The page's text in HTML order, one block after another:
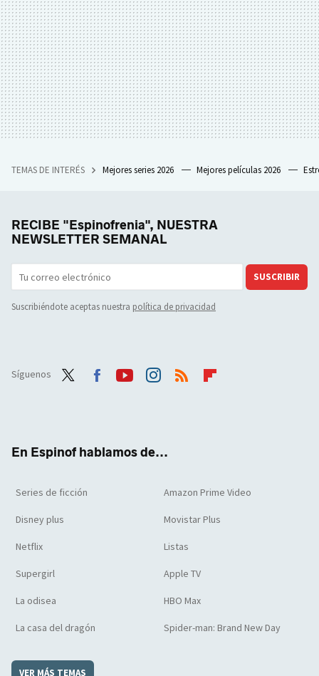
TEMAS DE INTERÉS Mejores series 2026 Mejores películas 2026
RECIBE "Espinofrenia", NUESTRA
NEWSLETTER SEMANAL
SUSCRIBIR
Suscribiéndote aceptas nuestra política de privacidad
Síguenos
En Espinof hablamos de...
Series de ficción Amazon Prime Video
Disney plus Movistar Plus
Netflix Listas
Supergirl Apple TV
La odisea HBO Max
La casa del dragón Spider-man: Brand New Day
VER MÁS TEMAS